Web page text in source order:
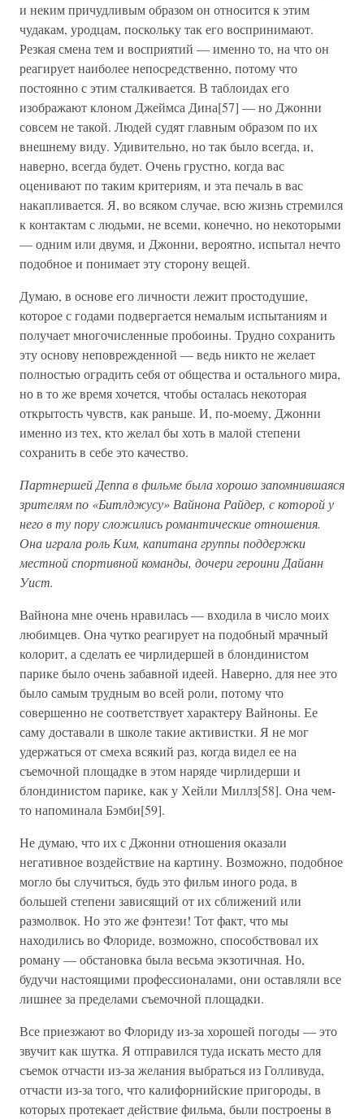
и неким причудливым образом он относится к этим
чудакам, уродцам, поскольку так его воспринимают.
Резкая смена тем и восприятий — именно то, на что он
реагирует наиболее непосредственно, потому что
постоянно с этим сталкивается. В таблоидах его
изображают клоном Джеймса Дина[57] — но Джонни
совсем не такой. Людей судят главным образом по их
внешнему виду. Удивительно, но так было всегда, и,
наверно, всегда будет. Очень грустно, когда вас
оценивают по таким критериям, и эта печаль в вас
накапливается. Я, во всяком случае, всю жизнь стремился
к контактам с людьми, не всеми, конечно, но некоторыми
— одним или двумя, и Джонни, вероятно, испытал нечто
подобное и понимает эту сторону вещей.
Думаю, в основе его личности лежит простодушие,
которое с годами подвергается немалым испытаниям и
получает многочисленные пробоины. Трудно сохранить
эту основу неповрежденной — ведь никто не желает
полностью оградить себя от общества и остального мира,
но в то же время хочется, чтобы осталась некоторая
открытость чувств, как раньше. И, по-моему, Джонни
именно из тех, кто желал бы хоть в малой степени
сохранить в себе это качество.
Партнершей Деппа в фильме была хорошо запомнившаяся
зрителям по «Битлджусу» Вайнона Райдер, с которой у
него в ту пору сложились романтические отношения.
Она играла роль Ким, капитана группы поддержки
местной спортивной команды, дочери героини Дайанн
Уист.
Вайнона мне очень нравилась — входила в число моих
любимцев. Она чутко реагирует на подобный мрачный
колорит, а сделать ее чирлидершей в блондинистом
парике было очень забавной идеей. Наверно, для нее это
было самым трудным во всей роли, потому что
совершенно не соответствует характеру Вайноны. Ее
саму доставали в школе такие активистки. Я не мог
удержаться от смеха всякий раз, когда видел ее на
съемочной площадке в этом наряде чирлидерши и
блондинистом парике, как у Хейли Миллз[58]. Она чем-
то напоминала Бэмби[59].
Не думаю, что их с Джонни отношения оказали
негативное воздействие на картину. Возможно, подобное
могло бы случиться, будь это фильм иного рода, в
большей степени зависящий от их сближений или
размолвок. Но это же фэнтези! Тот факт, что мы
находились во Флориде, возможно, способствовал их
роману — обстановка была весьма экзотичная. Но,
будучи настоящими профессионалами, они оставляли все
лишнее за пределами съемочной площадки.
Все приезжают во Флориду из-за хорошей погоды — это
звучит как шутка. Я отправился туда искать место для
съемок отчасти из-за желания выбраться из Голливуда,
отчасти из-за того, что калифорнийские пригороды, в
которых протекает действие фильма, были построены в